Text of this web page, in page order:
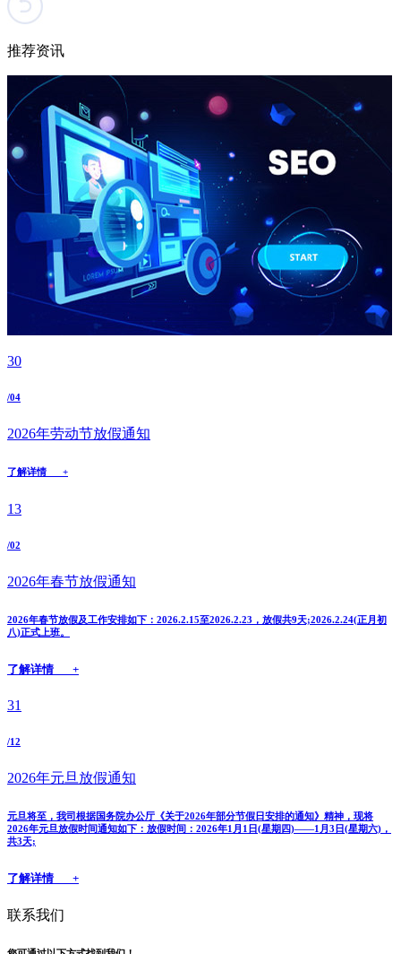
推荐资讯
30
/04
2026年劳动节放假通知
了解详情 +
13
/02
2026年春节放假通知
2026年春节放假及工作安排如下：2026.2.15至2026.2.23，放假共9天;2026.2.24(正月初
八)正式上班。
了解详情 +
31
/12
2026年元旦放假通知
元旦将至，我司根据国务院办公厅《关于2026年部分节假日安排的通知》精神，现将
2026年元旦放假时间通知如下：放假时间：2026年1月1日(星期四)——1月3日(星期六)，
共3天;
了解详情 +
联系我们